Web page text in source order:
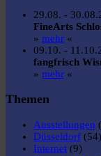
29.08. -
FineArts
» mehr «
09.10. -
fangfrisch
» mehr «
Themen
Ausstellungen
Düsseldorf (54)
Internet (9)